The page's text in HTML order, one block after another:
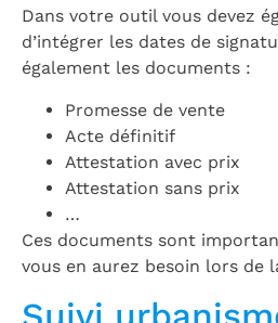
Dans votre outil vous devez
d’intégrer les dates de
également les documents :
Promesse de vente
Acte définitif
Attestation avec prix
Attestation sans prix
…
Ces documents sont
vous en aurez besoin lors de